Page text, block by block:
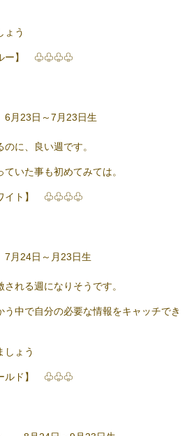
ょう
ルー】 ♧♧♧♧
23日～7月23日生
に、良い週です。
いた事も初めてみては。
ワイト】 ♧♧♧♧
24日～月23日生
れる週になりそうです。
う中で自分の必要な情報をキャッチでき
しょう
ールド】 ♧♧♧